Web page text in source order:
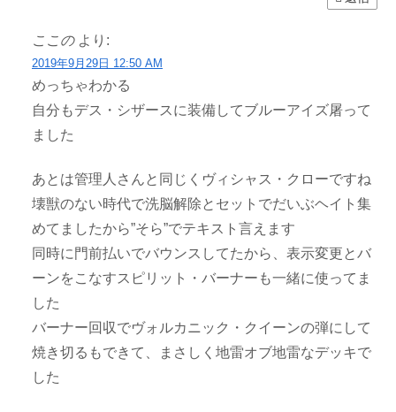
ここの より:
2019年9月29日 12:50 AM
めっちゃわかる
自分もデス・シザースに装備してブルーアイズ屠って
ました
あとは管理人さんと同じくヴィシャス・クローですね
壊獣のない時代で洗脳解除とセットでだいぶヘイト集
めてましたから”そら”でテキスト言えます
同時に門前払いでバウンスしてたから、表示変更とバ
ーンをこなすスピリット・バーナーも一緒に使ってま
した
バーナー回収でヴォルカニック・クイーンの弾にして
焼き切るもできて、まさしく地雷オブ地雷なデッキで
した